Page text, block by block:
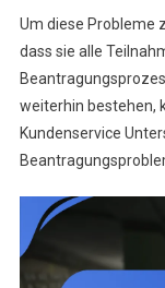
Um diese Probleme
dass sie alle
weiterhin bestehen,
Kundenservice